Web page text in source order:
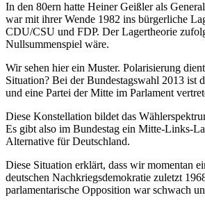
In den 80ern hatte Heiner Geißler als
war mit ihrer Wende 1982 ins bürgerliche
CDU/CSU und FDP. Der Lagertheorie
Nullsummenspiel wäre.
Wir sehen hier ein Muster. Polarisierung
Situation? Bei der Bundestagswahl 2013 ist
und eine Partei der Mitte im Parlament
Diese Konstellation bildet das
Es gibt also im Bundestag ein Mitte-Links-
Alternative für Deutschland.
Diese Situation erklärt, dass wir momentan
deutschen Nachkriegsdemokratie zuletzt
parlamentarische Opposition war schwach